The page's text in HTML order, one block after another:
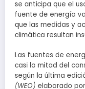
se anticipa que el
fuente de energía
que las medidas y
climática resultan
Las fuentes de
casi la mitad del
según la última
(WEO) elaborado